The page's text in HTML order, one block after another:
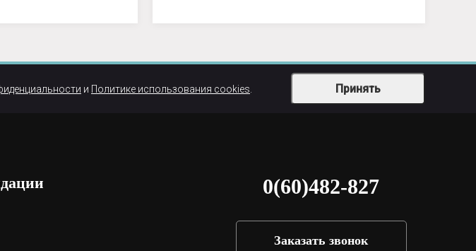
и Политике использования cookies Принять
0(60)482-827
Заказать звонок